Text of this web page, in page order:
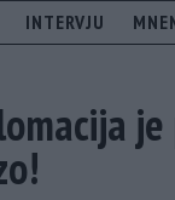
INTERVJU